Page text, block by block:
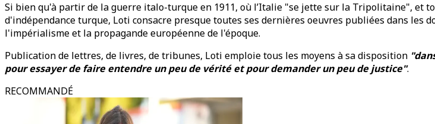
Si bien qu'à partir de la guerre italo-turque en 1911, où l’Italie "se jette sur la Tripolitaine", et
d'indépendance turque, Loti consacre presque toutes ses dernières oeuvres publiées dans les
l'impérialisme et la propagande européenne de l'époque.
Publication de lettres, de livres, de tribunes, Loti emploie tous les moyens à sa disposition
pour essayer de faire entendre un peu de vérité et pour demander un peu de justice".
RECOMMANDÉ